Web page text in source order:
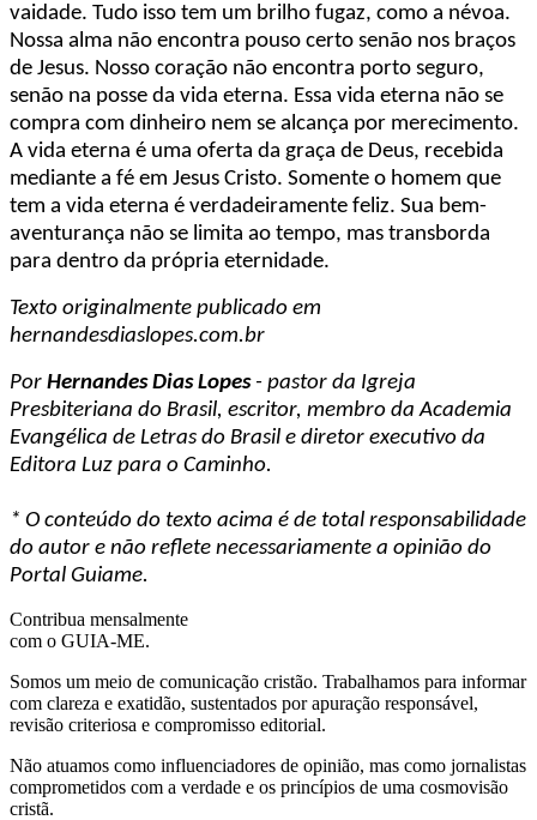
vaidade. Tudo isso tem um brilho fugaz, como a névoa.
Nossa alma não encontra pouso certo senão nos braços
de Jesus. Nosso coração não encontra porto seguro,
senão na posse da vida eterna. Essa vida eterna não se
compra com dinheiro nem se alcança por merecimento.
A vida eterna é uma oferta da graça de Deus, recebida
mediante a fé em Jesus Cristo. Somente o homem que
tem a vida eterna é verdadeiramente feliz. Sua bem-
aventurança não se limita ao tempo, mas transborda
para dentro da própria eternidade.
Texto originalmente publicado em
hernandesdiaslopes.com.br
Por Hernandes Dias Lopes- pastor da Igreja
Presbiteriana do Brasil, escritor, membro da Academia
Evangélica de Letras do Brasil e diretor executivo da
Editora Luz para o Caminho.
* O conteúdo do texto acima é de total responsabilidade
do autor e não reflete necessariamente a opinião do
Portal Guiame.
Contribua mensalmente
com o GUIA-ME.
Somos um meio de comunicação cristão. Trabalhamos para informar
com clareza e exatidão, sustentados por apuração responsável,
revisão criteriosa e compromisso editorial.
Não atuamos como influenciadores de opinião, mas como jornalistas
comprometidos com a verdade e os princípios de uma cosmovisão
cristã.